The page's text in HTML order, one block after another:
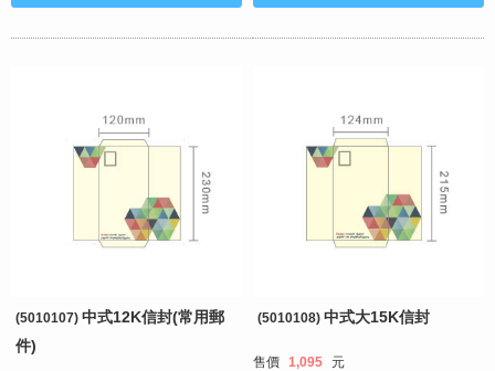
(5010107)中式12K信封(常用郵
件)
(5010108)中式大15K信封
售價 1,095 元